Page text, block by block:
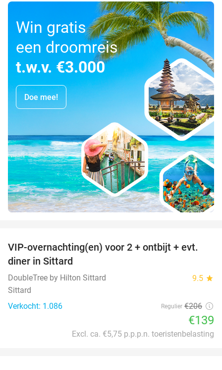
Win gratis
een droomreis
t.w.v. €3.000
Doe mee!
33%
VIP-overnachting(en) voor 2 + ontbijt + evt.
diner in Sittard
DoubleTree by Hilton Sittard 9.5 star
Sittard
Verkocht: 1.086
Regulier €206
€139
Excl. ca. €5,75 p.p.p.n. toeristenbelasting